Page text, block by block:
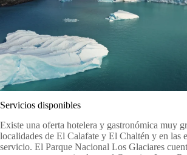
Servicios disponibles
Existe una oferta hotelera y gastronómica muy
localidades de El Calafate y El Chaltén y en las
servicio. El Parque Nacional Los Glaciares